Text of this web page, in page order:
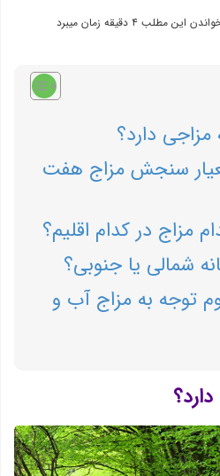
این مطلب ۴ دقیقه زمان میبرد
مزاجی دارد؟
سنجش مزاج هفت
مزاج در كدام اقلیم؟
شمالی یا جنوبی؟
توجه به مزاج آب و